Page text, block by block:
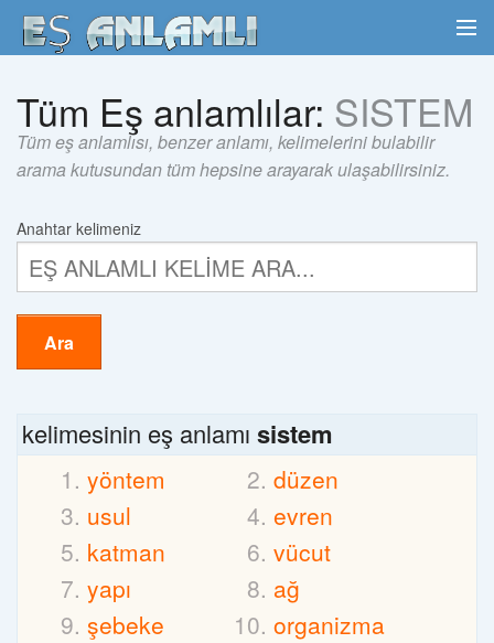
Tüm Eş anlamlılar: SISTEM
Tüm eş anlamlısı, benzer anlamı, kelimelerini bulabilir
arama kutusundan tüm hepsine arayarak ulaşabilirsiniz.
Anahtar kelimeniz
Ara
kelimesinin eş anlamı sistem
yöntem
düzen
usul
evren
katman
vücut
yapı
ağ
şebeke
organizma